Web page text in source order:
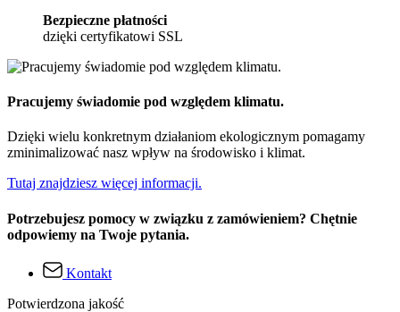
Bezpieczne płatności
dzięki certyfikatowi SSL
Pracujemy świadomie pod względem klimatu.
Dzięki wielu konkretnym działaniom ekologicznym pomagamy
zminimalizować nasz wpływ na środowisko i klimat.
Tutaj znajdziesz więcej informacji.
Potrzebujesz pomocy w związku z zamówieniem? Chętnie
odpowiemy na Twoje pytania.
Kontakt
Potwierdzona jakość